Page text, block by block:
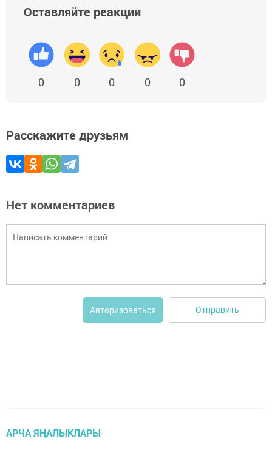
Оставляйте реакции
0 0 0 0 0
Расскажите друзьям
Нет комментариев
Авторизоваться Отправить
АРЧА ЯҢАЛЫКЛАРЫ